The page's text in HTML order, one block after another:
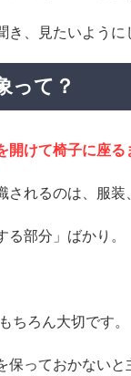
、見たいように
って？
開けて椅子に座る
されるのは、服
部分」ばかり。
ちろん大切です。
保っておかない